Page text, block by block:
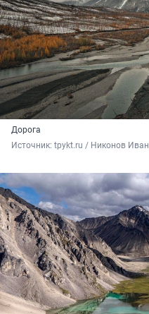
Дорога
Источник: tpykt.ru / Никонов Иван